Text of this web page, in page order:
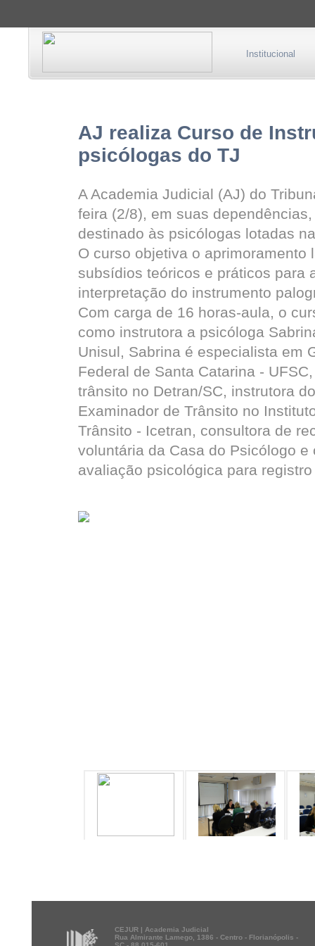
Institucional
AJ realiza Curso de
psicólogas do TJ
A Academia Judicial (AJ) do
feira (2/8), em suas
destinado às psicólogas lotadas
O curso objetiva o
subsídios teóricos e práticos para
interpretação do instrumento
Com carga de 16 horas-aula, o
como instrutora a psicóloga
Unisul, Sabrina é especialista em
Federal de Santa Catarina -
trânsito no Detran/SC, instrutora
Examinador de Trânsito no
Trânsito - Icetran, consultora de
voluntária da Casa do Psicólogo
avaliação psicológica para
CEJUR | Academia Judicial
Rua Almirante Lamego, 1386 - Centro - Florianópolis -